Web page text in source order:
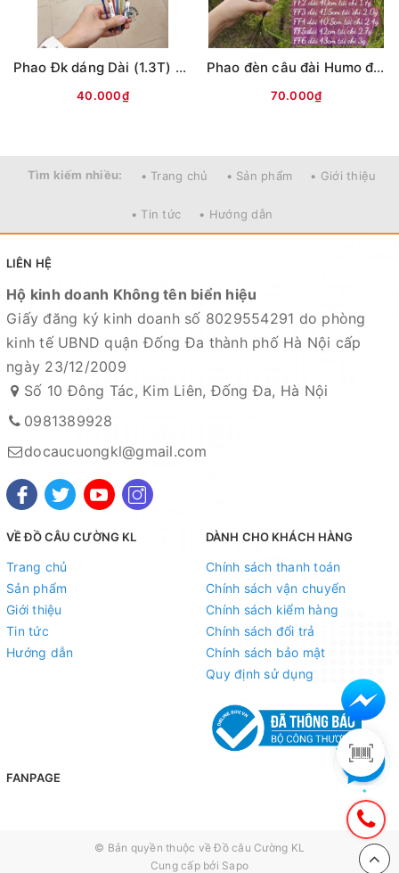
Mọi thắc mắc liên hệ SĐT
: 098.138.9928 - 098.902.9066 - 090.565.6668 -
091.258.3939
để được giải đáp.
CAM KẾT CỦA CỬA HÀNG CHÚNG TÔI
Đồ câu chính hãng, đúng thông tin mô tả và sản phẩm
Ảnh sản phẩm là cửa hàng 100% tự tay chụp nên mọi
thông tin và ảnh đều phù hợp với sản phẩm thực tế
Nếu sản phẩm bị lỗi hoặc xảy ra sự cố trong quá trình
vận chuyển, sử dụng. Chúng tôi sẽ hỗ trợ ngay cho quý
khách hàng và sẽ chịu trách nhiệm hoàn toàn để phục
Đồ câu Cường KL
Phao Đk dáng Dài (1.3T) các màu (#16-dài 30cm)
40.000₫
Phao đèn câu đài Humo đổi màu
70.000₫
Tìm kiếm nhiều: • Trang chủ • Sản phẩm • Giới thiệu
• Tin tức • Hướng dẫn
LIÊN HỆ
Hộ kinh doanh Không tên biển hiệu
Giấy đăng ký kinh doanh số 8029554291 do phòng
kinh tế UBND quận Đống Đa thành phố Hà Nội cấp
ngày 23/12/2009
Số 10 Đông Tác, Kim Liên, Đống Đa, Hà Nội
0981389928
docaucuongkl@gmail.com
VỀ ĐỒ CÂU CƯỜNG KL
Trang chủ
Sản phẩm
Giới thiệu
Tin tức
Hướng dẫn
DÀNH CHO KHÁCH HÀNG
Chính sách thanh toán
Chính sách vận chuyển
Chính sách kiểm hàng
Chính sách đổi trả
Chính sách bảo mật
Quy định sử dụng
FANPAGE
© Bản quyền thuộc vềĐồ câu Cường KL
Cung cấp bởi Sapo